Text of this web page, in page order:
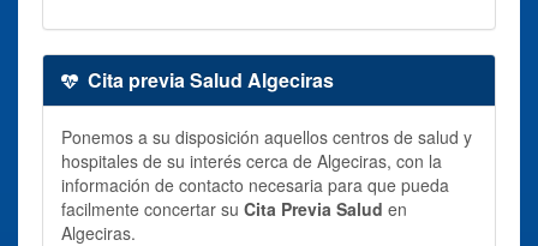
Cita previa Salud Algeciras
Ponemos a su disposición aquellos centros de salud y
hospitales de su interés cerca de Algeciras, con la
información de contacto necesaria para que pueda
facilmente concertar su Cita Previa Salud en
Algeciras.